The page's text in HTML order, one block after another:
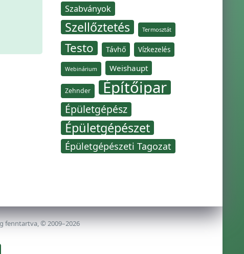
Szabványok
Szellőztetés Termosztát
Testo Távhő Vízkezelés
Webinárium Weishaupt
Zehnder Építőipar
Épületgépész
Épületgépészet
Épületgépészeti Tagozat
fenntartva, © 2009–2026